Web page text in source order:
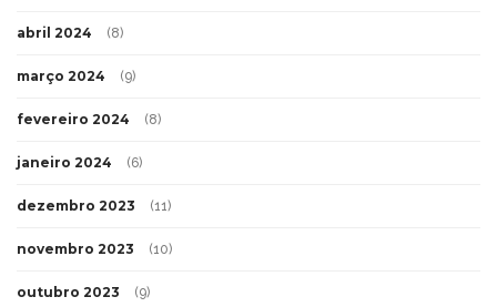
abril 2024 (8)
março 2024 (9)
fevereiro 2024 (8)
janeiro 2024 (6)
dezembro 2023 (11)
novembro 2023 (10)
outubro 2023 (9)